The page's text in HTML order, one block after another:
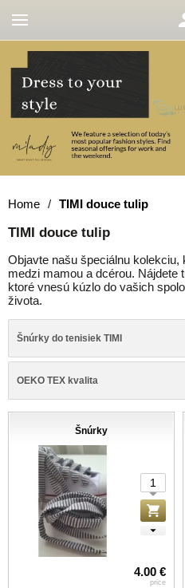
Home / TIMI douce tulip
TIMI douce tulip
Objavte našu špeciálnu kolekciu,
medzi mamou a dcérou. Nájdete
ktoré vnesú kúzlo do vašich
života.
Šnúrky do tenisiek TIMI
OEKO TEX kvalita
Šnúrky
4.00 €
price